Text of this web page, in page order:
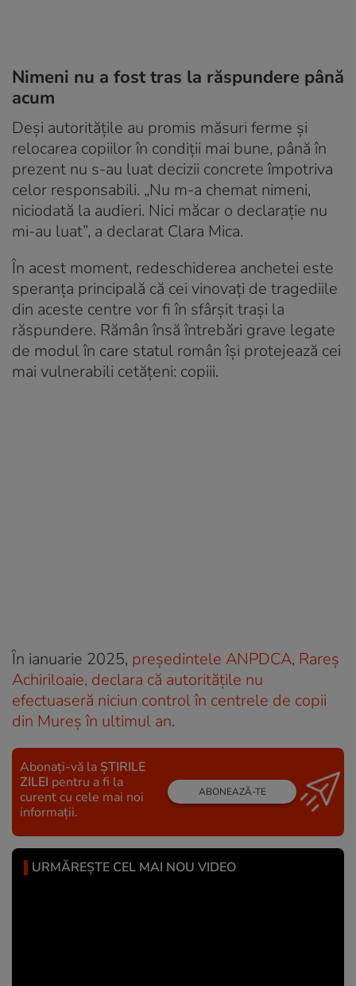
Nimeni nu a fost tras la răspundere până
acum
Deși autoritățile au promis măsuri ferme și
relocarea copiilor în condiții mai bune, până în
prezent nu s-au luat decizii concrete împotriva
celor responsabili. „Nu m-a chemat nimeni,
niciodată la audieri. Nici măcar o declarație nu
mi-au luat”, a declarat Clara Mica.
În acest moment, redeschiderea anchetei este
speranța principală că cei vinovați de tragediile
din aceste centre vor fi în sfârșit trași la
răspundere. Rămân însă întrebări grave legate
de modul în care statul român își protejează cei
mai vulnerabili cetățeni: copiii.
În ianuarie 2025, președintele ANPDCA, Rareș
Achiriloaie, declara că autoritățile nu
efectuaseră niciun control în centrele de copii
din Mureș în ultimul an.
Abonați-vă la ȘTIRILE
ZILEI pentru a fi la
curent cu cele mai noi
informații.
ABONEAZĂ-TE
URMĂREȘTE CEL MAI NOU VIDEO